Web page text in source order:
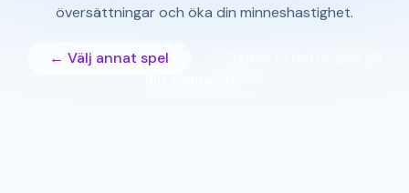
översättningar och öka din minneshastighet.
← Välj annat spel